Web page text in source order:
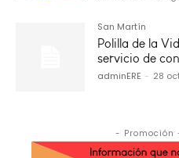
San Martín
Polilla de la
servicio de
adminERE - 28
- Promoción